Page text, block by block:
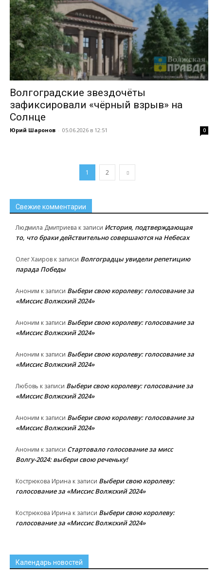
Волгоградские звездочёты
зафиксировали «чёрный взрыв» на
Солнце
Юрий Шаронов - 05.06.2026 в 12:51 0
1 2
Свежие комментарии
Людмила Дмитриева к записи История, подтверждающая
то, что браки действительно совершаются на Небесах
Олег Хаиров к записи Волгоградцы увидели репетицию
парада Победы
Аноним к записи Выбери свою королеву: голосование за
«Миссис Волжский 2024»
Аноним к записи Выбери свою королеву: голосование за
«Миссис Волжский 2024»
Аноним к записи Выбери свою королеву: голосование за
«Миссис Волжский 2024»
Любовь к записи Выбери свою королеву: голосование за
«Миссис Волжский 2024»
Аноним к записи Выбери свою королеву: голосование за
«Миссис Волжский 2024»
Аноним к записи Стартовало голосование за мисс
Волгу-2024: выбери свою реченьку!
Кострюкова Ирина к записи Выбери свою королеву:
голосование за «Миссис Волжский 2024»
Кострюкова Ирина к записи Выбери свою королеву:
голосование за «Миссис Волжский 2024»
Календарь новостей